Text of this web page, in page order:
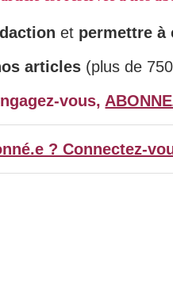
et permettre à
articles (plus de
vous,
? Connectez-